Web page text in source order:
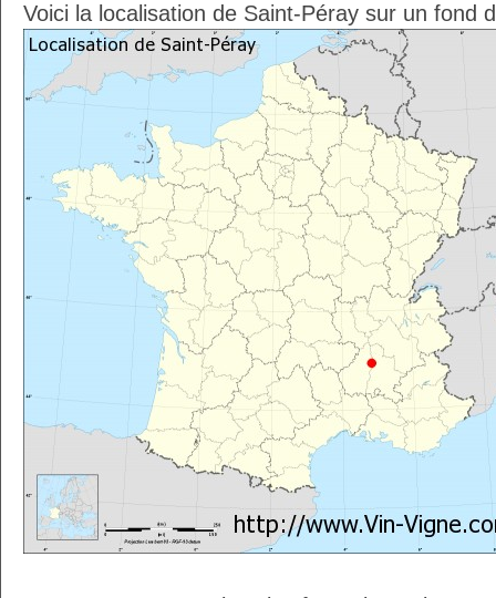
Voici la localisation de Saint-Péray sur un fond